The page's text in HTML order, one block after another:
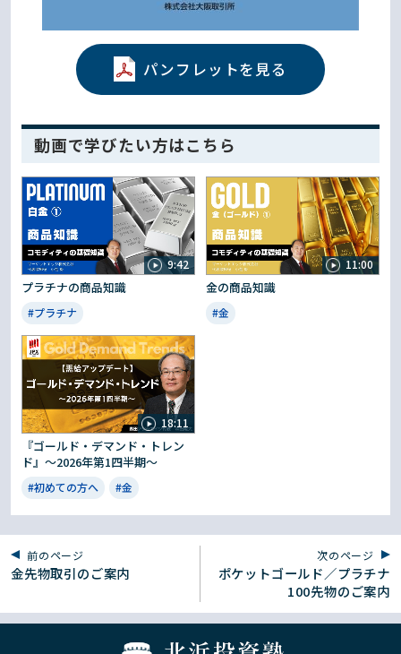
パンフレットを見る
動画で学びたい方はこちら
9:42
プラチナの商品知識
#プラチナ
11:00
金の商品知識
#金
18:11
『ゴールド・デマンド・トレン
ド』～2026年第1四半期～
#初めての方へ #金
前のページ
金先物取引のご案内
次のページ
ポケットゴールド／プラチナ
100先物のご案内